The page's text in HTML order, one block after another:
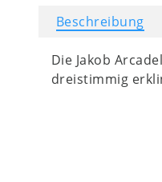
Beschreibung
Die Jakob
dreistimmig